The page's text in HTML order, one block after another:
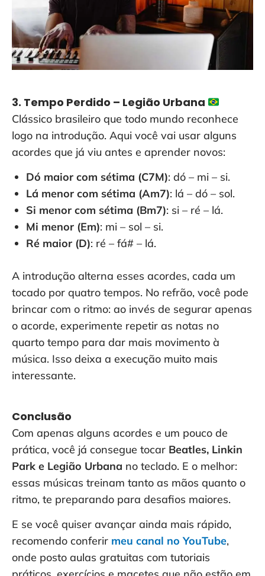
3. Tempo Perdido – Legião Urbana
Clássico brasileiro que todo mundo reconhece
logo na introdução. Aqui você vai usar alguns
acordes que já viu antes e aprender novos:
Dó maior com sétima (C7M): dó – mi – si.
Lá menor com sétima (Am7): lá – dó – sol.
Si menor com sétima (Bm7): si – ré – lá.
Mi menor (Em): mi – sol – si.
Ré maior (D): ré – fá# – lá.
A introdução alterna esses acordes, cada um
tocado por quatro tempos. No refrão, você pode
brincar com o ritmo: ao invés de segurar apenas
o acorde, experimente repetir as notas no
quarto tempo para dar mais movimento à
música. Isso deixa a execução muito mais
interessante.
Conclusão
Com apenas alguns acordes e um pouco de
prática, você já consegue tocar Beatles, Linkin
Park e Legião Urbana no teclado. E o melhor:
essas músicas treinam tanto as mãos quanto o
ritmo, te preparando para desafios maiores.
E se você quiser avançar ainda mais rápido,
recomendo conferir meu canal no YouTube,
onde posto aulas gratuitas com tutoriais